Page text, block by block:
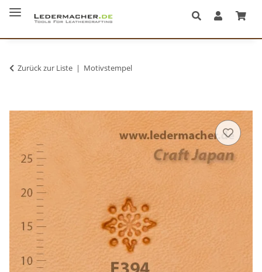
Zurück zur Liste Motivstempel